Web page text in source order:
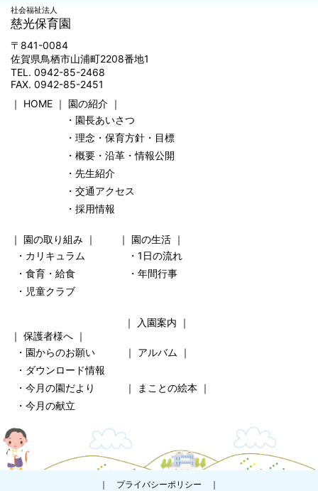
社会福祉法人
慈光保育園
〒841-0084
佐賀県鳥栖市山浦町2208番地1
TEL. 0942-85-2468
FAX. 0942-85-2451
｜ HOME ｜ 園の紹介 ｜
・園長あいさつ
・理念・保育方針・目標
・概要・沿革・情報公開
・先生紹介
・交通アクセス
・採用情報
｜ 園の取り組み ｜ ｜ 園の生活 ｜
・カリキュラム
・1日の流れ
・食育・給食
・年間行事
・児童クラブ
｜ 入園案内 ｜
｜ 保護者様へ ｜
・園からのお願い ｜ アルバム ｜
・ダウンロード情報
・今月の園だより
｜ まことの絵本 ｜
・今月の献立
｜ プライバシーポリシー ｜